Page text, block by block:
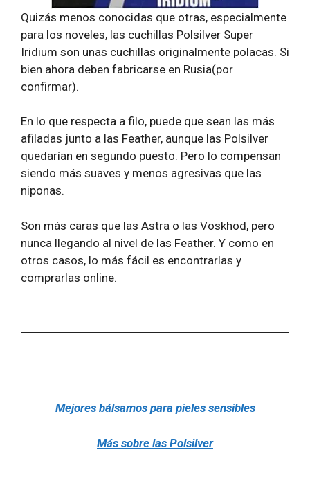
Quizás menos conocidas que otras, especialmente
para los noveles, las cuchillas Polsilver Super
Iridium son unas cuchillas originalmente polacas. Si
bien ahora deben fabricarse en Rusia(por
confirmar).
En lo que respecta a filo, puede que sean las más
afiladas junto a las Feather, aunque las Polsilver
quedarían en segundo puesto. Pero lo compensan
siendo más suaves y menos agresivas que las
niponas.
Son más caras que las Astra o las Voskhod, pero
nunca llegando al nivel de las Feather. Y como en
otros casos, lo más fácil es encontrarlas y
comprarlas online.
Mejores bálsamos para pieles sensibles
Más sobre las Polsilver